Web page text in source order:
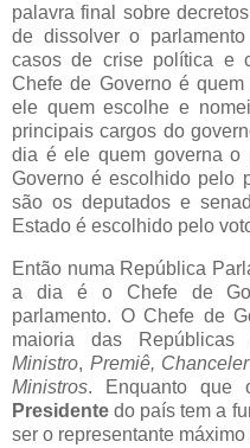
palavra final sobre
de dissolver o
casos de crise política e
Chefe de Governo é
ele quem escolhe e
principais cargos do
dia é ele quem governa o
Governo é escolhido pelo
são os deputados e
Estado é escolhido pelo
Então numa República
a dia é o Chefe de
parlamento. O Chefe de
maioria das Repúblicas
Ministro, Premiê,
Ministros. Enquanto que
Presidente do país tem a
ser o representante máximo